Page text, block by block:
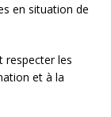
en situation de
respecter les
et à la